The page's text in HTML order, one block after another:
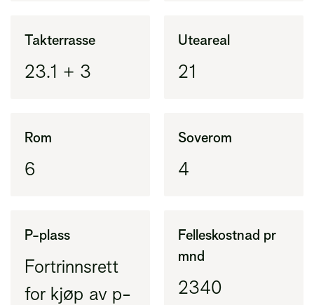
BRA-e
Takterrasse
23.1 + 3
Uteareal
21
Rom
6
Soverom
4
P-plass
Fortrinnsrett
for kjøp av p-
Felleskostnad pr
mnd
2340